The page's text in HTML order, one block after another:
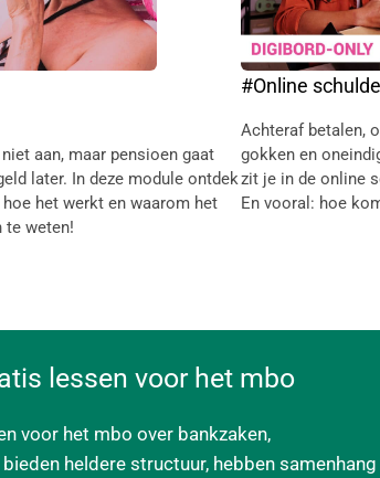
aan, maar pensioen gaat
later. In deze module ontdek
het werkt en waarom het
te weten!
#Online
Achteraf betalen,
gokken en
zit je in de online
En vooral: hoe
lessen voor het mbo
voor het mbo over bankzaken,
heldere structuur, hebben samenhang